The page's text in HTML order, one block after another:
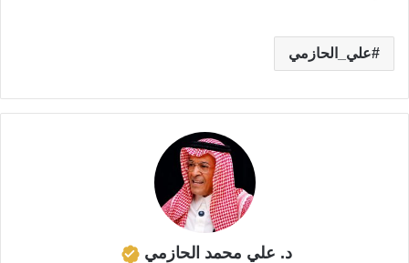
علي_الحازمي
د. علي محمد الحازمي